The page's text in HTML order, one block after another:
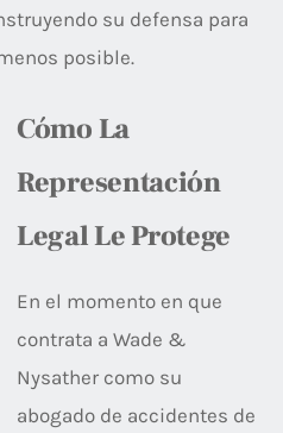
su defensa para
posible.
Cómo La
Representación
Legal Le Protege
En el momento en que
contrata a Wade &
Nysather como su
abogado de accidentes de